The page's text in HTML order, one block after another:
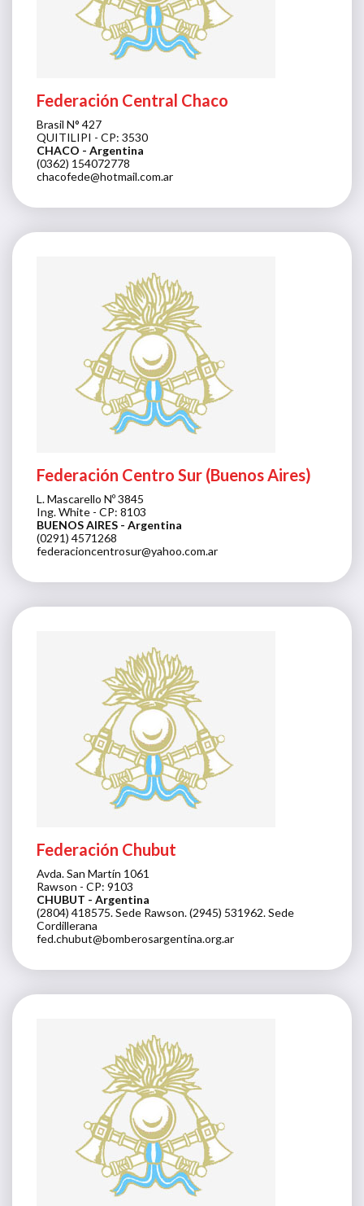
Federación Central Chaco
Brasil N° 427
QUITILIPI - CP: 3530
CHACO - Argentina
(0362) 154072778
chacofede@hotmail.com.ar
Federación Centro Sur (Buenos Aires)
L. Mascarello Nº 3845
Ing. White - CP: 8103
BUENOS AIRES - Argentina
(0291) 4571268
federacioncentrosur@yahoo.com.ar
Federación Chubut
Avda. San Martín 1061
Rawson - CP: 9103
CHUBUT - Argentina
(2804) 418575. Sede Rawson. (2945) 531962. Sede
Cordillerana
fed.chubut@bomberosargentina.org.ar